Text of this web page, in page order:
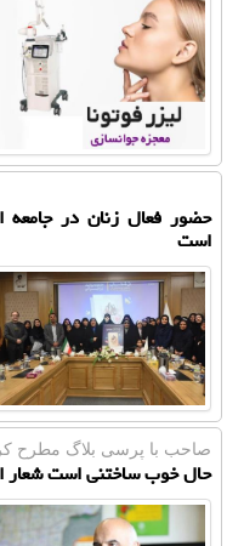
حضور فعال زنان در جامعه
است
صاحب با پرسی بلاگ مطرح
حال خوب ساختنی است شعار